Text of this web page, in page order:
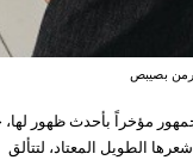
بصيبص
مؤخراً بأحدث ظهور
الطويل المعتاد، لتتألق